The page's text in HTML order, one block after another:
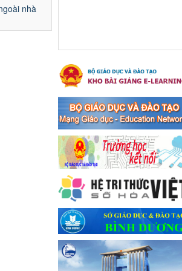
nhà
hoàn toàn miền năm -
thống nhất đất nước
(30/4/1975-30/4/2024) và
Quốc tế lao động 01/5
Thông báo về việc treo Quốc
kỳ và nghỉ lễ kỉ niệm 49 năm
ngày Giải phóng hoàn toàn
miền năm - thống nhất đất
nước (30/4/1975-30/4/2024)
và Quốc tế lao động 01/5
Ngày ban hành: 24/04/2024
Kế hoạch phổ biến. giáo
dục pháp luật năm 2024 của
ngành Giáo dục và Đào tạo
thị xã Bến Cát
Kế hoạch phổ biến. giáo dục